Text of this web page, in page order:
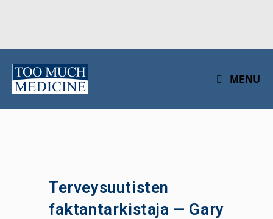
content
MENU
Terveysuutisten
faktantarkistaja — Gary